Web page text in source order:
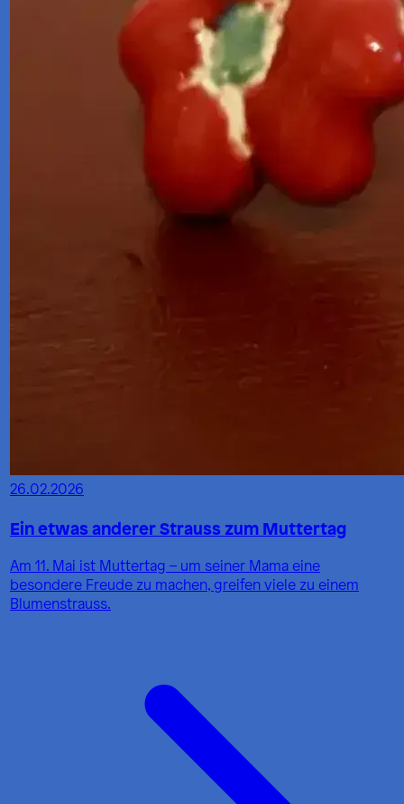
26.02.2026
Ein etwas anderer Strauss zum Muttertag
Am 11. Mai ist Muttertag – um seiner Mama eine
besondere Freude zu machen, greifen viele zu einem
Blumenstrauss.